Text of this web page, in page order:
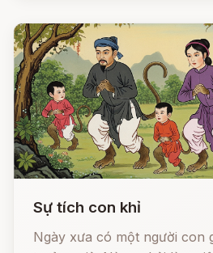
Sự tích con khỉ
Ngày xưa có một người con